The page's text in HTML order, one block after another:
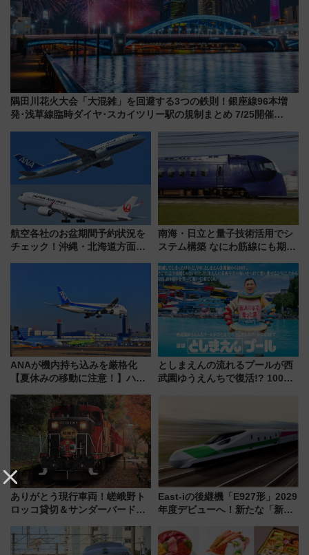
隅田川花火大会「大混雑」を回避する3つの鉄則！銀座線96本増
発･浅草線臨時ダイヤ･スカイツリー駅の規制まとめ 7/25開催
航空各社のお盆期間予約状況を
チェック！沖縄・北海道方面は
南海・日立と量子技術活用でシ
ステム構築 なにわ筋線にも期待
ANAが機内持ち込みを厳格化
【夏休みの移動に注意！】ハン
「身の回り品」新サイズ制限
(40×30×20cm)おさらい
としまえんの流れるプールが西
武園ゆうえんちで復活!? 100周
ありがとう現行車両！嵯峨野ト
ロッコ貸切＆サンダーバードレ
斉藤雪乃＆福原トシヒロと行
く！9月13日「京都の鉄道満喫
East-iの後継機「E927形」2029
年度デビューへ！新たな「新幹
説【JR東日本】